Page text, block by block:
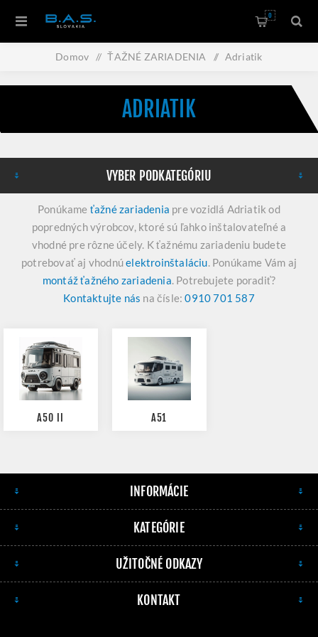
0
Domov / ŤAŽNÉ ZARIADENIA / Adriatik
ADRIATIK
VYBER PODKATEGÓRIU
Ponúkame ťažné zariadenia pre vozidlá Adriatik od
popredných výrobcov, ktoré sú ľahko inštalovateľné a
vhodné pre rôzne účely. K ťažnému zariadeniu budete
potrebovať aj vhodnúelektroinštaláciu. Ponúkame Vám aj
montáž ťažného zariadenia. Potrebujete poradiť?
Kontaktujte nás na čísle:0910 701 587
A50 II A51
INFORMÁCIE
KATEGÓRIE
UŽITOČNÉ ODKAZY
KONTAKT